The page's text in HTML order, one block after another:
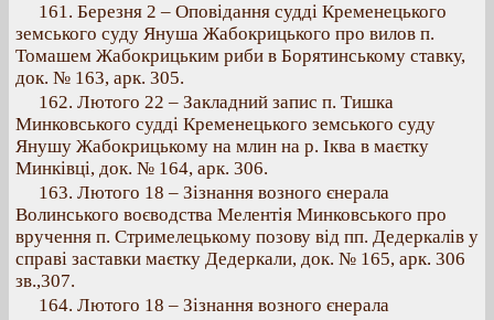
161. Березня 2 – Оповідання судді Кременецького
земського суду Януша Жабокрицького про вилов п.
Томашем Жабокрицьким риби в Борятинському ставку,
док. № 163, арк. 305.
162. Лютого 22 – Закладний запис п. Тишка
Минковського судді Кременецького земського суду
Янушу Жабокрицькому на млин на р. Іква в маєтку
Минківці, док. № 164, арк. 306.
163. Лютого 18 – Зізнання возного єнерала
Волинського воєводства Мелентія Минковського про
вручення п. Стримелецькому позову від пп. Дедеркалів у
справі заставки маєтку Дедеркали, док. № 165, арк. 306
зв.,307.
164. Лютого 18 – Зізнання возного єнерала